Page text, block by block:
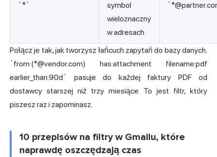
`*`
symbol
wieloznaczny
w adresach
Połącz je tak, jak tworzysz łańcuch zapytań do bazy danych.
`from:(*@vendor.com) has:attachment filename:pdf
earlier_than:90d` pasuje do każdej faktury PDF od
dostawcy starszej niż trzy miesiące. To jest filtr, który
piszesz raz i zapominasz.
10 przepisów na filtry w Gmailu, które
naprawdę oszczędzają czas